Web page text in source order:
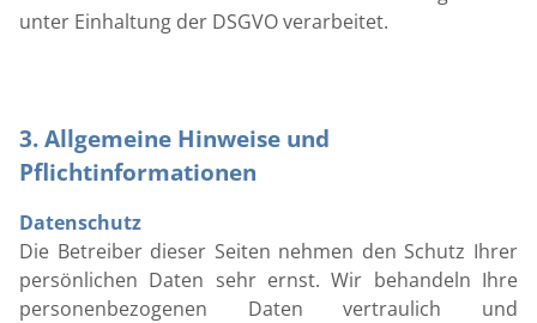
unter Einhaltung der DSGVO verarbeitet.
3. Allgemeine Hinweise und
Pflichtinformationen
Datenschutz
Die Betreiber dieser Seiten nehmen den Schutz Ihrer
persönlichen Daten sehr ernst. Wir behandeln Ihre
personenbezogenen Daten vertraulich und